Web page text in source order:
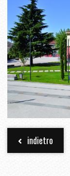
indietro